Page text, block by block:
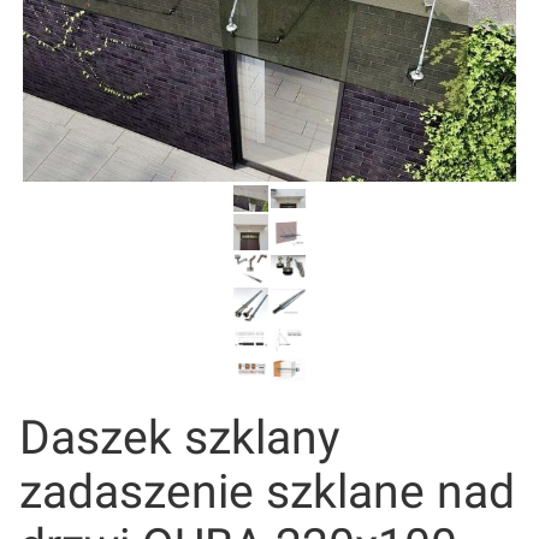
Daszek szklany
zadaszenie szklane nad